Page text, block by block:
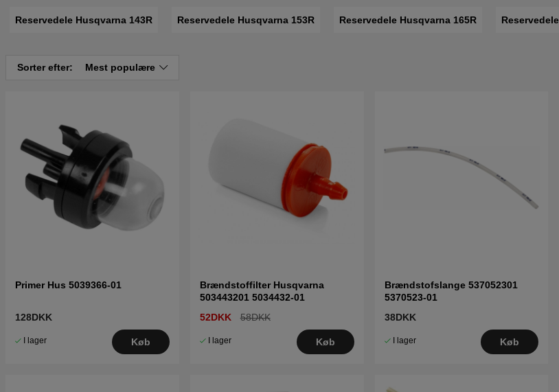
Reservedele Husqvarna 143R Reservedele Husqvarna 153R Reservedele Husqvarna 165R
Sorter efter: Mest populære
Primer Hus 5039366-01
128DKK
I lager Køb
Brændstoffilter Husqvarna
503443201 5034432-01
52DKK
58DKK
I lager Køb
Brændstofslange 537052301
5370523-01
38DKK
I lager Køb